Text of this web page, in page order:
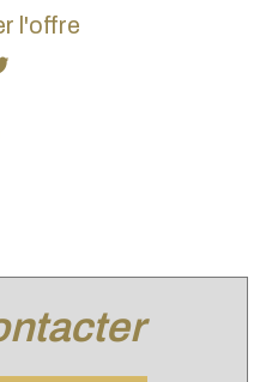
|©JawgMaps|© OpenStreetMap
l'offre